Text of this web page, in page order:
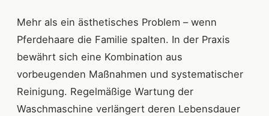
Mehr als ein ästhetisches Problem – wenn
Pferdehaare die Familie spalten. In der Praxis
bewährt sich eine Kombination aus
vorbeugenden Maßnahmen und systematischer
Reinigung. Regelmäßige Wartung der
Waschmaschine verlängert deren Lebensdauer